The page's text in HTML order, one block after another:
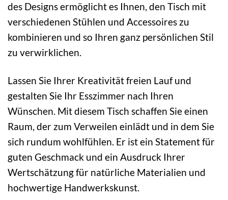
des Designs ermöglicht es Ihnen, den Tisch mit
verschiedenen Stühlen und Accessoires zu
kombinieren und so Ihren ganz persönlichen Stil
zu verwirklichen.
Lassen Sie Ihrer Kreativität freien Lauf und
gestalten Sie Ihr Esszimmer nach Ihren
Wünschen. Mit diesem Tisch schaffen Sie einen
Raum, der zum Verweilen einlädt und in dem Sie
sich rundum wohlfühlen. Er ist ein Statement für
guten Geschmack und ein Ausdruck Ihrer
Wertschätzung für natürliche Materialien und
hochwertige Handwerkskunst.